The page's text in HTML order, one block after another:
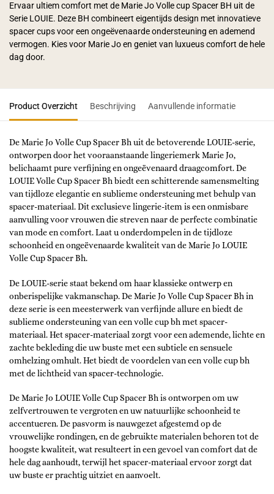
Ervaar ultiem comfort met de Marie Jo Volle cup Spacer BH uit de
Serie LOUIE. Deze BH combineert eigentijds design met innovatieve
spacer cups voor een ongeëvenaarde ondersteuning en ademend
vermogen. Kies voor Marie Jo en geniet van luxueus comfort de hele
dag door.
Product Overzicht Beschrijving Aanvullende informatie
De Marie Jo Volle Cup Spacer Bh uit de betoverende LOUIE-serie,
ontworpen door het vooraanstaande lingeriemerk Marie Jo,
belichaamt pure verfijning en ongeëvenaard draagcomfort. De
LOUIE Volle Cup Spacer Bh biedt een schitterende samensmelting
van tijdloze elegantie en sublieme ondersteuning met behulp van
spacer-materiaal. Dit exclusieve lingerie-item is een onmisbare
aanvulling voor vrouwen die streven naar de perfecte combinatie
van mode en comfort. Laat u onderdompelen in de tijdloze
schoonheid en ongeëvenaarde kwaliteit van de Marie Jo LOUIE
Volle Cup Spacer Bh.
De LOUIE-serie staat bekend om haar klassieke ontwerp en
onberispelijke vakmanschap. De Marie Jo Volle Cup Spacer Bh in
deze serie is een meesterwerk van verfijnde allure en biedt de
sublieme ondersteuning van een volle cup bh met spacer-
materiaal. Het spacer-materiaal zorgt voor een ademende, lichte en
zachte bekleding die uw buste met een subtiele en sensuele
omhelzing omhult. Het biedt de voordelen van een volle cup bh
met de lichtheid van spacer-technologie.
De Marie Jo LOUIE Volle Cup Spacer Bh is ontworpen om uw
zelfvertrouwen te vergroten en uw natuurlijke schoonheid te
accentueren. De pasvorm is nauwgezet afgestemd op de
vrouwelijke rondingen, en de gebruikte materialen behoren tot de
hoogste kwaliteit, wat resulteert in een gevoel van comfort dat de
hele dag aanhoudt, terwijl het spacer-materiaal ervoor zorgt dat
uw buste er prachtig uitziet en aanvoelt.